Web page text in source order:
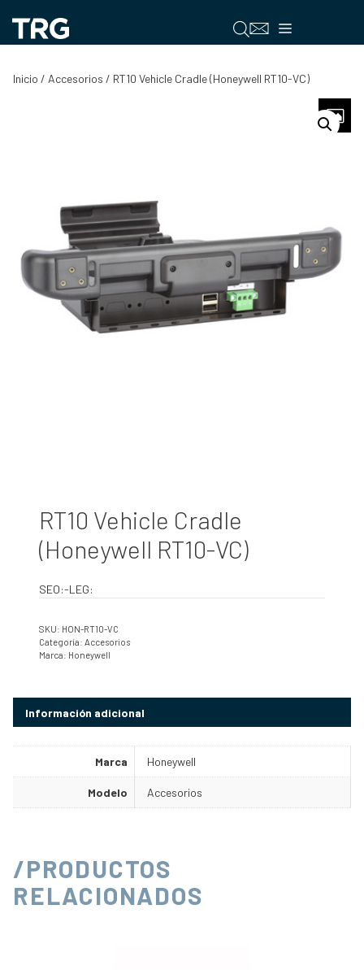
contenido
Menú
Inicio / Accesorios / RT10 Vehicle Cradle (Honeywell RT10-VC)
RT10 Vehicle Cradle
(Honeywell RT10-VC)
SEO:-LEG:
SKU: HON-RT10-VC
Categoría: Accesorios
Marca: Honeywell
Información adicional
Marca Honeywell
Modelo Accesorios
/PRODUCTOS
RELACIONADOS